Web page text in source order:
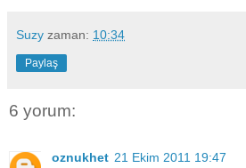
Suzy zaman: 10:34
Paylaş
6 yorum:
oznukhet 21 Ekim 2011 19:47